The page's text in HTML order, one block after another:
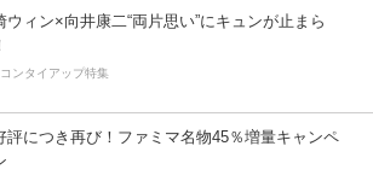
ウィン×向井康二“両片思い”にキュンが止まら
ンタイアップ特集
評につき再び！ファミマ名物45％増量キャンペ